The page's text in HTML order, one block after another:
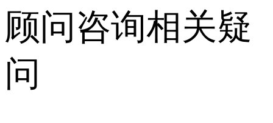
顾问咨询相关疑
问